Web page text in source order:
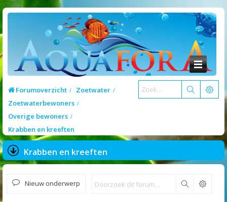
Forumoverzicht
Zoetwater
Zoetwaterbewoners
Overige bewoners
Krabben en kreeften
Krabben en kreeften
Nieuw onderwerp Zoek